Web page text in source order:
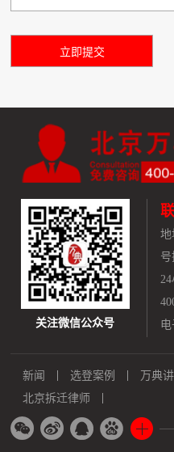
关注微信公众号
地
号
新闻 选登案例 万典
北京拆迁律师